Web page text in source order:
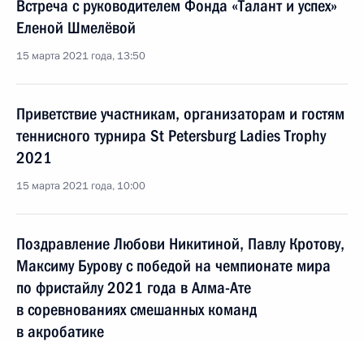
Встреча с руководителем Фонда «Талант и успех»
Еленой Шмелёвой
15 марта 2021 года, 13:50
Приветствие участникам, организаторам и гостям
теннисного турнира St Petersburg Ladies Trophy
2021
15 марта 2021 года, 10:00
Поздравление Любови Никитиной, Павлу Кротову,
Максиму Бурову с победой на чемпионате мира
по фристайлу 2021 года в Алма-Ате
в соревнованиях смешанных команд
в акробатике